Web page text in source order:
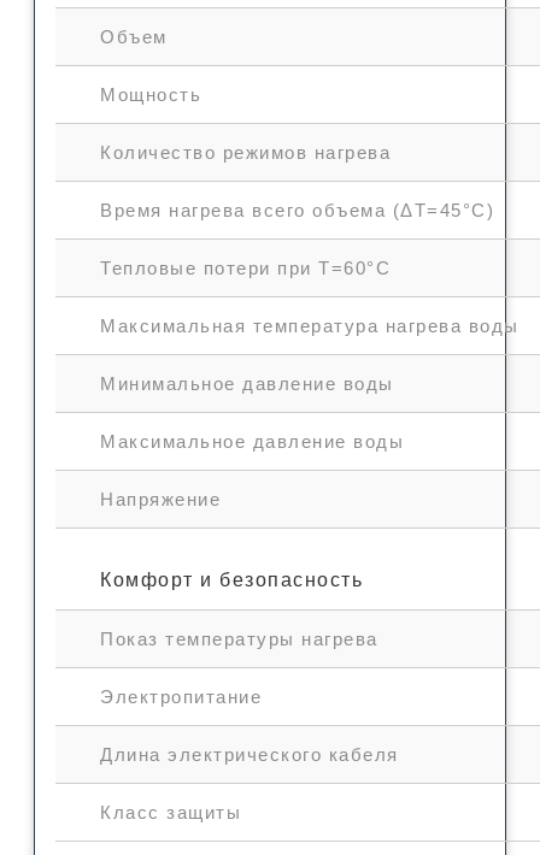
Объем
Мощность
Количество режимов нагрева
Время нагрева всего объема (ΔT=45°С)
Тепловые потери при T=60°С
Максимальная температура нагрева воды
Минимальное давление воды
Максимальное давление воды
Напряжение
Комфорт и безопасность
Показ температуры нагрева
Электропитание
Длина электрического кабеля
Класс защиты